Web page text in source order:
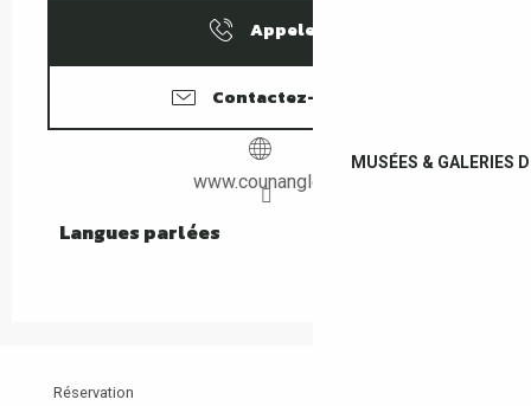
MUSÉES & GALERIES
Appeler
Contactez-nous
www.counangle.fr
Langues parlées
Langues parlées
Réservation